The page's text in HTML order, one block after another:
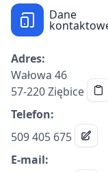
Dane
Adres:
Wałowa 46
57-220 Ziębice
Telefon:
509 405 675
E-mail: